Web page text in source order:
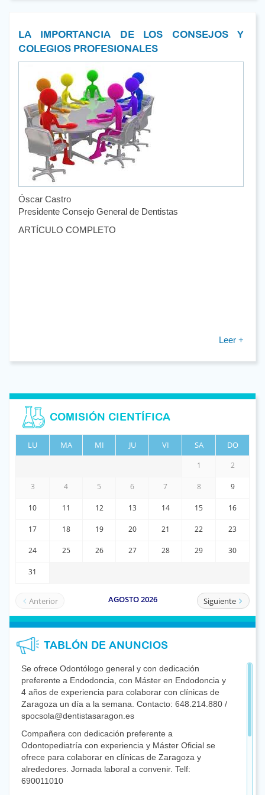
LA IMPORTANCIA DE LOS CONSEJOS Y
COLEGIOS PROFESIONALES
Óscar Castro
Presidente Consejo General de Dentistas
ARTÍCULO COMPLETO
Leer +
COMISIÓN CIENTÍFICA
TABLÓN DE ANUNCIOS
Se ofrece Odontólogo general y con dedicación
preferente a Endodoncia, con Máster en Endodoncia y
4 años de experiencia para colaborar con clínicas de
Zaragoza un día a la semana. Contacto: 648.214.880 /
spocsola@dentistasaragon.es
Compañera con dedicación preferente a
Odontopediatría con experiencia y Máster Oficial se
ofrece para colaborar en clínicas de Zaragoza y
alrededores. Jornada laboral a convenir. Telf:
690011010